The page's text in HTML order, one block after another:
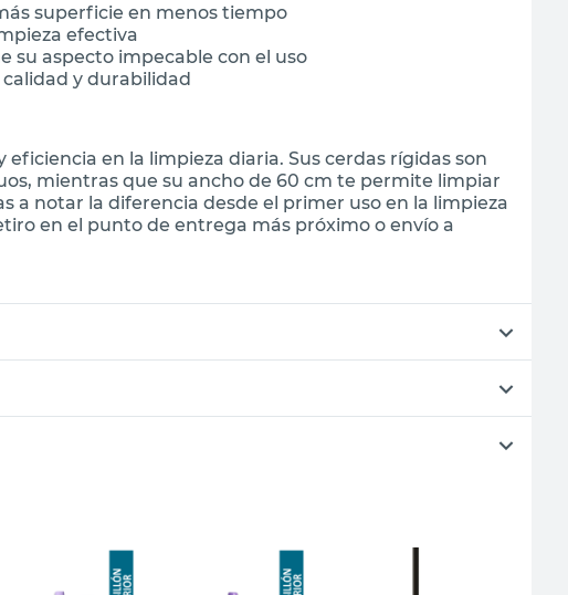
superficie en menos tiempo
efectiva
su aspecto impecable con el uso
y durabilidad
eficiencia en la limpieza diaria. Sus cerdas rígidas son
mientras que su ancho de 60 cm te permite limpiar
a notar la diferencia desde el primer uso en la limpieza
en el punto de entrega más próximo o envío a